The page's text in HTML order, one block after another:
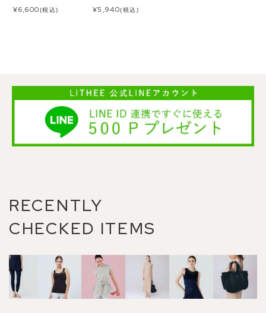
¥6,600(税込) ¥5,940(税込)
RECENTLY
CHECKED ITEMS